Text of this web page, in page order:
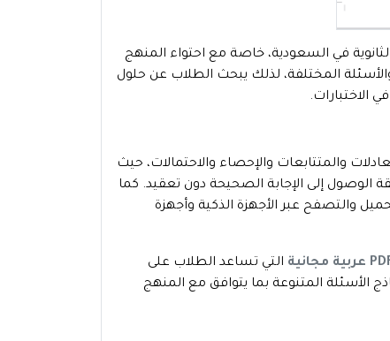
في السعودية، خاصة مع احتواء المنهج
المختلفة، لذلك يبحث الطلاب عن حلول
والمتتابعات والإحصاء والاحتمالات، حيث
إلى الإجابة الصحيحة دون تعقيد. كما
والتصفح عبر الأجهزة الذكية وأجهزة
التي تساعد الطلاب على
الأسئلة المتنوعة بما يتوافق مع المنهج